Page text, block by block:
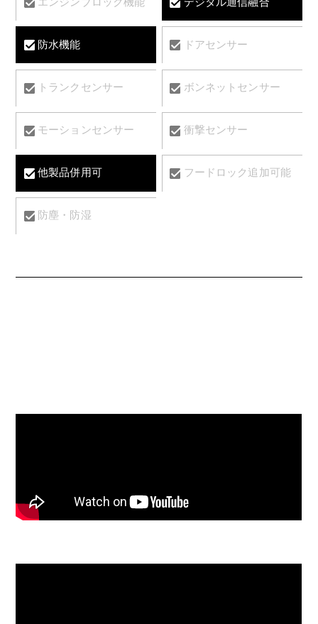
防水機能 ドアセンサー
トランクセンサー ボンネットセンサー
モーションセンサー 衝撃センサー
他製品併用可 フードロック追加可能
防塵・防湿